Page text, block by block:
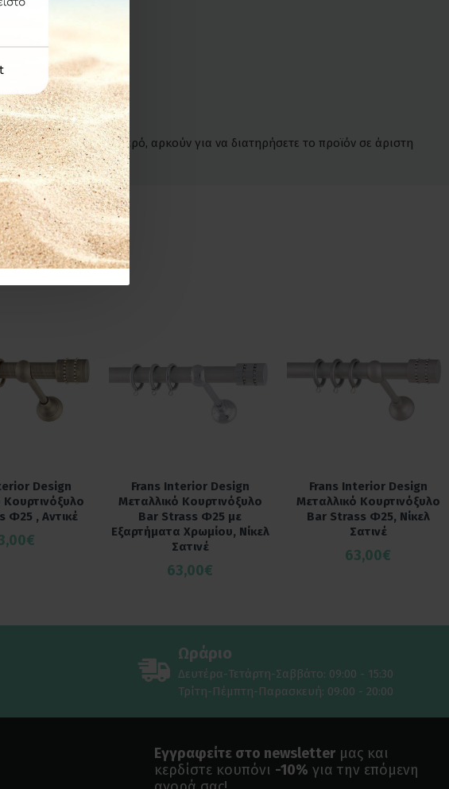
ακριβώς το λόγο.
πανί ή σκέτο νερό, αρκούν για να διατηρήσετε το προϊόν σε άριστη
Design
Κουρτινόξυλο
Φ25 , Αντικέ
Frans Interior Design
Μεταλλικό Κουρτινόξυλο
Bar Strass Φ25 με
Εξαρτήματα Χρωμίου, Νίκελ
Σατινέ
63,00€
Frans Interior Design
Μεταλλικό Κουρτινόξυλο
Bar Strass Φ25, Νίκελ
Σατινέ
63,00€
Ωράριο
Δευτέρα-Τετάρτη-Σαββάτο: 09:00 - 15:30
Τρίτη-Πέμπτη-Παρασκευή: 09:00 - 20:00
Εγγραφείτε στο newsletterμας και
κερδίστε κουπόνι -10% για την επόμενη